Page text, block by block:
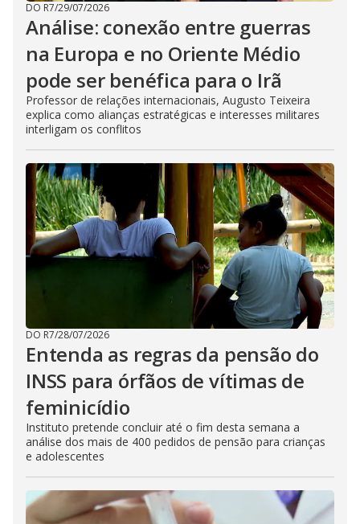
DO R7/29/07/2026
Análise: conexão entre guerras
na Europa e no Oriente Médio
pode ser benéfica para o Irã
Professor de relações internacionais, Augusto Teixeira
explica como alianças estratégicas e interesses militares
interligam os conflitos
DO R7/28/07/2026
Entenda as regras da pensão do
INSS para órfãos de vítimas de
feminicídio
Instituto pretende concluir até o fim desta semana a
análise dos mais de 400 pedidos de pensão para crianças
e adolescentes